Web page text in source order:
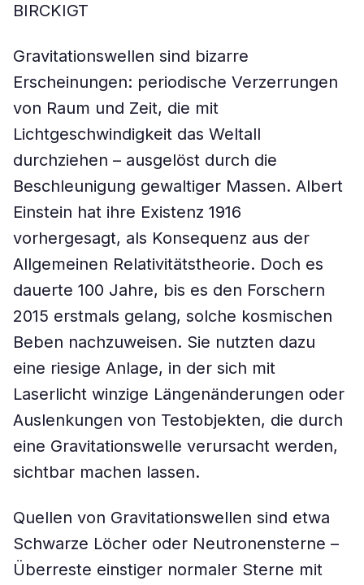
BIRCKIGT
Gravitationswellen sind bizarre
Erscheinungen: periodische Verzerrungen
von Raum und Zeit, die mit
Lichtgeschwindigkeit das Weltall
durchziehen – ausgelöst durch die
Beschleunigung gewaltiger Massen. Albert
Einstein hat ihre Existenz 1916
vorhergesagt, als Konsequenz aus der
Allgemeinen Relativitätstheorie. Doch es
dauerte 100 Jahre, bis es den Forschern
2015 erstmals gelang, solche kosmischen
Beben nachzuweisen. Sie nutzten dazu
eine riesige Anlage, in der sich mit
Laserlicht winzige Längenänderungen oder
Auslenkungen von Testobjekten, die durch
eine Gravitationswelle verursacht werden,
sichtbar machen lassen.
Quellen von Gravitationswellen sind etwa
Schwarze Löcher oder Neutronensterne –
Überreste einstiger normaler Sterne mit